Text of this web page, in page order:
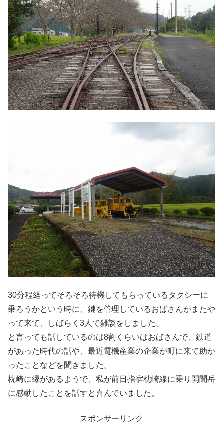
30分程経ってそろそろ待機してもらっているタクシーに
乗ろうかという時に、鍵を管理しているおばさんがまたや
って来て、しばらく3人で雑談をしました。
と言っても話しているのは8割くらいはおばさんで、鉄道
があった時代の話や、最近電機産業の企業が町に来て助か
ったことなどを聞きました。
枕崎に縁があるようで、私が前日指宿枕崎線に乗り開聞岳
に感動したことを話すと喜んでいました。
スポンサーリンク